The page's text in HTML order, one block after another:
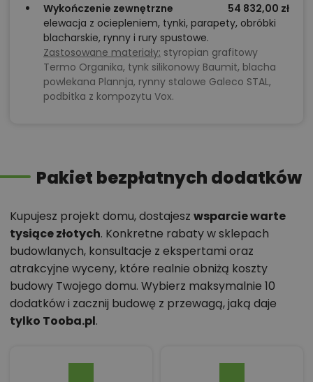
Wykończenie zewnętrzne
54 832,00 zł
elewacja z ociepleniem, tynki, parapety, obróbki
blacharskie, rynny i rury spustowe.
Zastosowane materiały: styropian grafitowy
Termo Organika, tynk silikonowy Baumit, blacha
powlekana Plannja, rynny stalowe Galeco STAL,
podbitka z kompozytu Vox.
Pakiet bezpłatnych dodatków
Kupujesz projekt domu, dostajesz wsparcie warte
tysiące złotych. Konkretne rabaty w sklepach
budowlanych, konsultacje z ekspertami oraz
atrakcyjne wyceny, które realnie obniżą koszty
budowy Twojego domu. Wybierz maksymalnie 10
dodatków i zacznij budowę z przewagą, jaką daje
tylko Tooba.pl.